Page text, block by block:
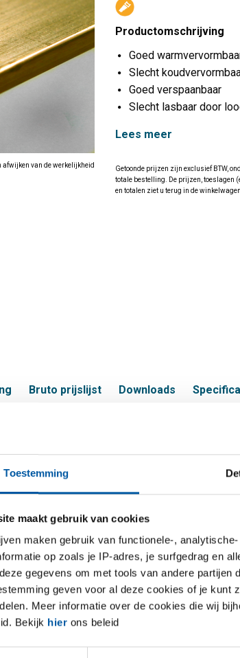
Toestemming
maakt gebruik van cookies
maken gebruik van functionele-,
op zoals je IP-adres, je surfgedrag en
gegevens om met tools van andere
geven voor al deze cookies of je kunt
Meer informatie over de cookies die wij
Bekijk hier ons beleid
afwijken van de werkelijkheid
Productomschrijving
Goed
Slecht
Goed verspaanbaar
Slecht lasbaar door
Lees meer
Getoonde prijzen zijn exclusief BTW,
totale bestelling. De prijzen, toeslagen
en totalen ziet u terug in de winkelwagen.
Bruto prijslijst Downloads
CuZn40Pb2 plat Pb
CuZn40Pb2 plat 10x2 Pb max 2,5%
CuZn40Pb2 plat 20x2 Pb max 2,5%
CuZn40Pb2 plat 30x2 Pb max 2,5%